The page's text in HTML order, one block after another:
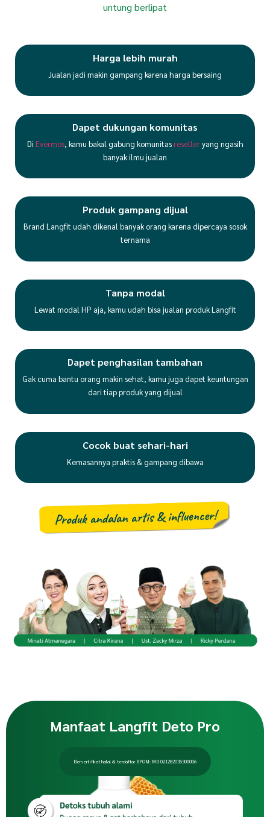
untung berlipat
Harga lebih murah
Jualan jadi makin gampang karena harga bersaing
Dapet dukungan komunitas
Di Evermos, kamu bakal gabung komunitasreselleryang ngasih
banyak ilmu jualan
Produk gampang dijual
Brand Langfit udah dikenal banyak orang karena dipercaya sosok
ternama
Tanpa modal
Lewat modal HP aja, kamu udah bisa jualan produk Langfit
Dapet penghasilan tambahan
Gak cuma bantu orang makin sehat, kamu juga dapet keuntungan
dari tiap produk yang dijual
Cocok buat sehari-hari
Kemasannya praktis & gampang dibawa
Manfaat Langfit Deto Pro
Bersertifikat halal & terdaftar BPOM: MD 021282035300006